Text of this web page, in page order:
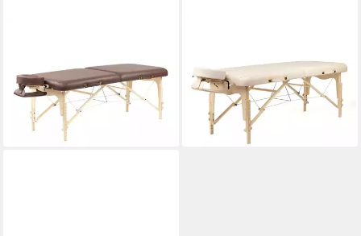
BALANCE II 76 cm schoko
324,00 €
lieferbar - in 3-4 Werktagen bei dir
BALANCE II 71 cm beige
314,00 €
lieferbar - in 3-4 Werktagen bei dir